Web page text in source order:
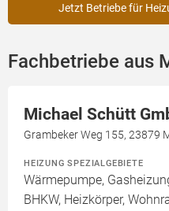
Jetzt Betriebe für
Fachbetriebe aus
Michael Schütt
Grambeker Weg 155, 23879
HEIZUNG SPEZIALGEBIETE
Wärmepumpe,
BHKW, Heizkörper,